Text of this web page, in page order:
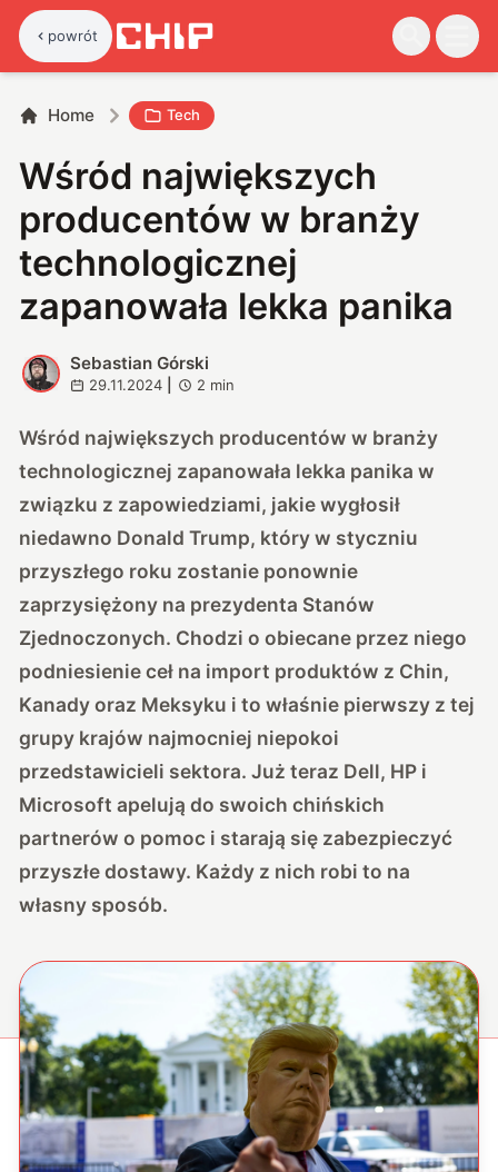
powrót
Home Tech
Wśród największych
producentów w branży
technologicznej
zapanowała lekka panika
S
Sebastian Górski
29.11.2024 2 min
Wśród największych producentów w branży
technologicznej zapanowała lekka panika w
związku z zapowiedziami, jakie wygłosił
niedawno Donald Trump, który w styczniu
przyszłego roku zostanie ponownie
zaprzysiężony na prezydenta Stanów
Zjednoczonych. Chodzi o obiecane przez niego
podniesienie ceł na import produktów z Chin,
Kanady oraz Meksyku i to właśnie pierwszy z tej
grupy krajów najmocniej niepokoi
przedstawicieli sektora. Już teraz Dell, HP i
Microsoft apelują do swoich chińskich
partnerów o pomoc i starają się zabezpieczyć
przyszłe dostawy. Każdy z nich robi to na
własny sposób.